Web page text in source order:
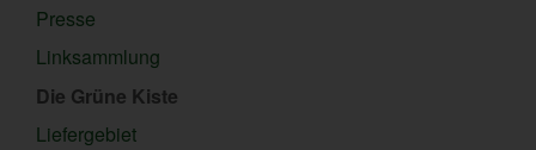
Presse
Linksammlung
Die Grüne Kiste
Liefergebiet